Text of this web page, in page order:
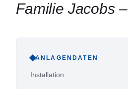
Familie Jacobs–
ANLAGENDATEN
Installation